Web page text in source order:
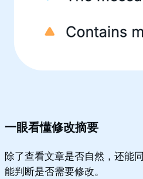
一眼看懂修改摘要
除了查看文章是否自然，还能
能判断是否需要修改。